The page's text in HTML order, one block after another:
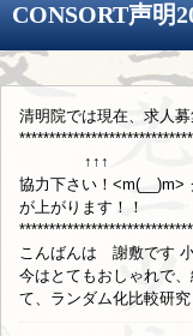
CONSORT声明
清明院では現在、求人
↑↑↑ ↑↑↑ こち
協力下さい！<m(__)m>
が上がります！！
こんばんは 謝敷です
今はとてもおしゃれで
て、ランダム化比較研